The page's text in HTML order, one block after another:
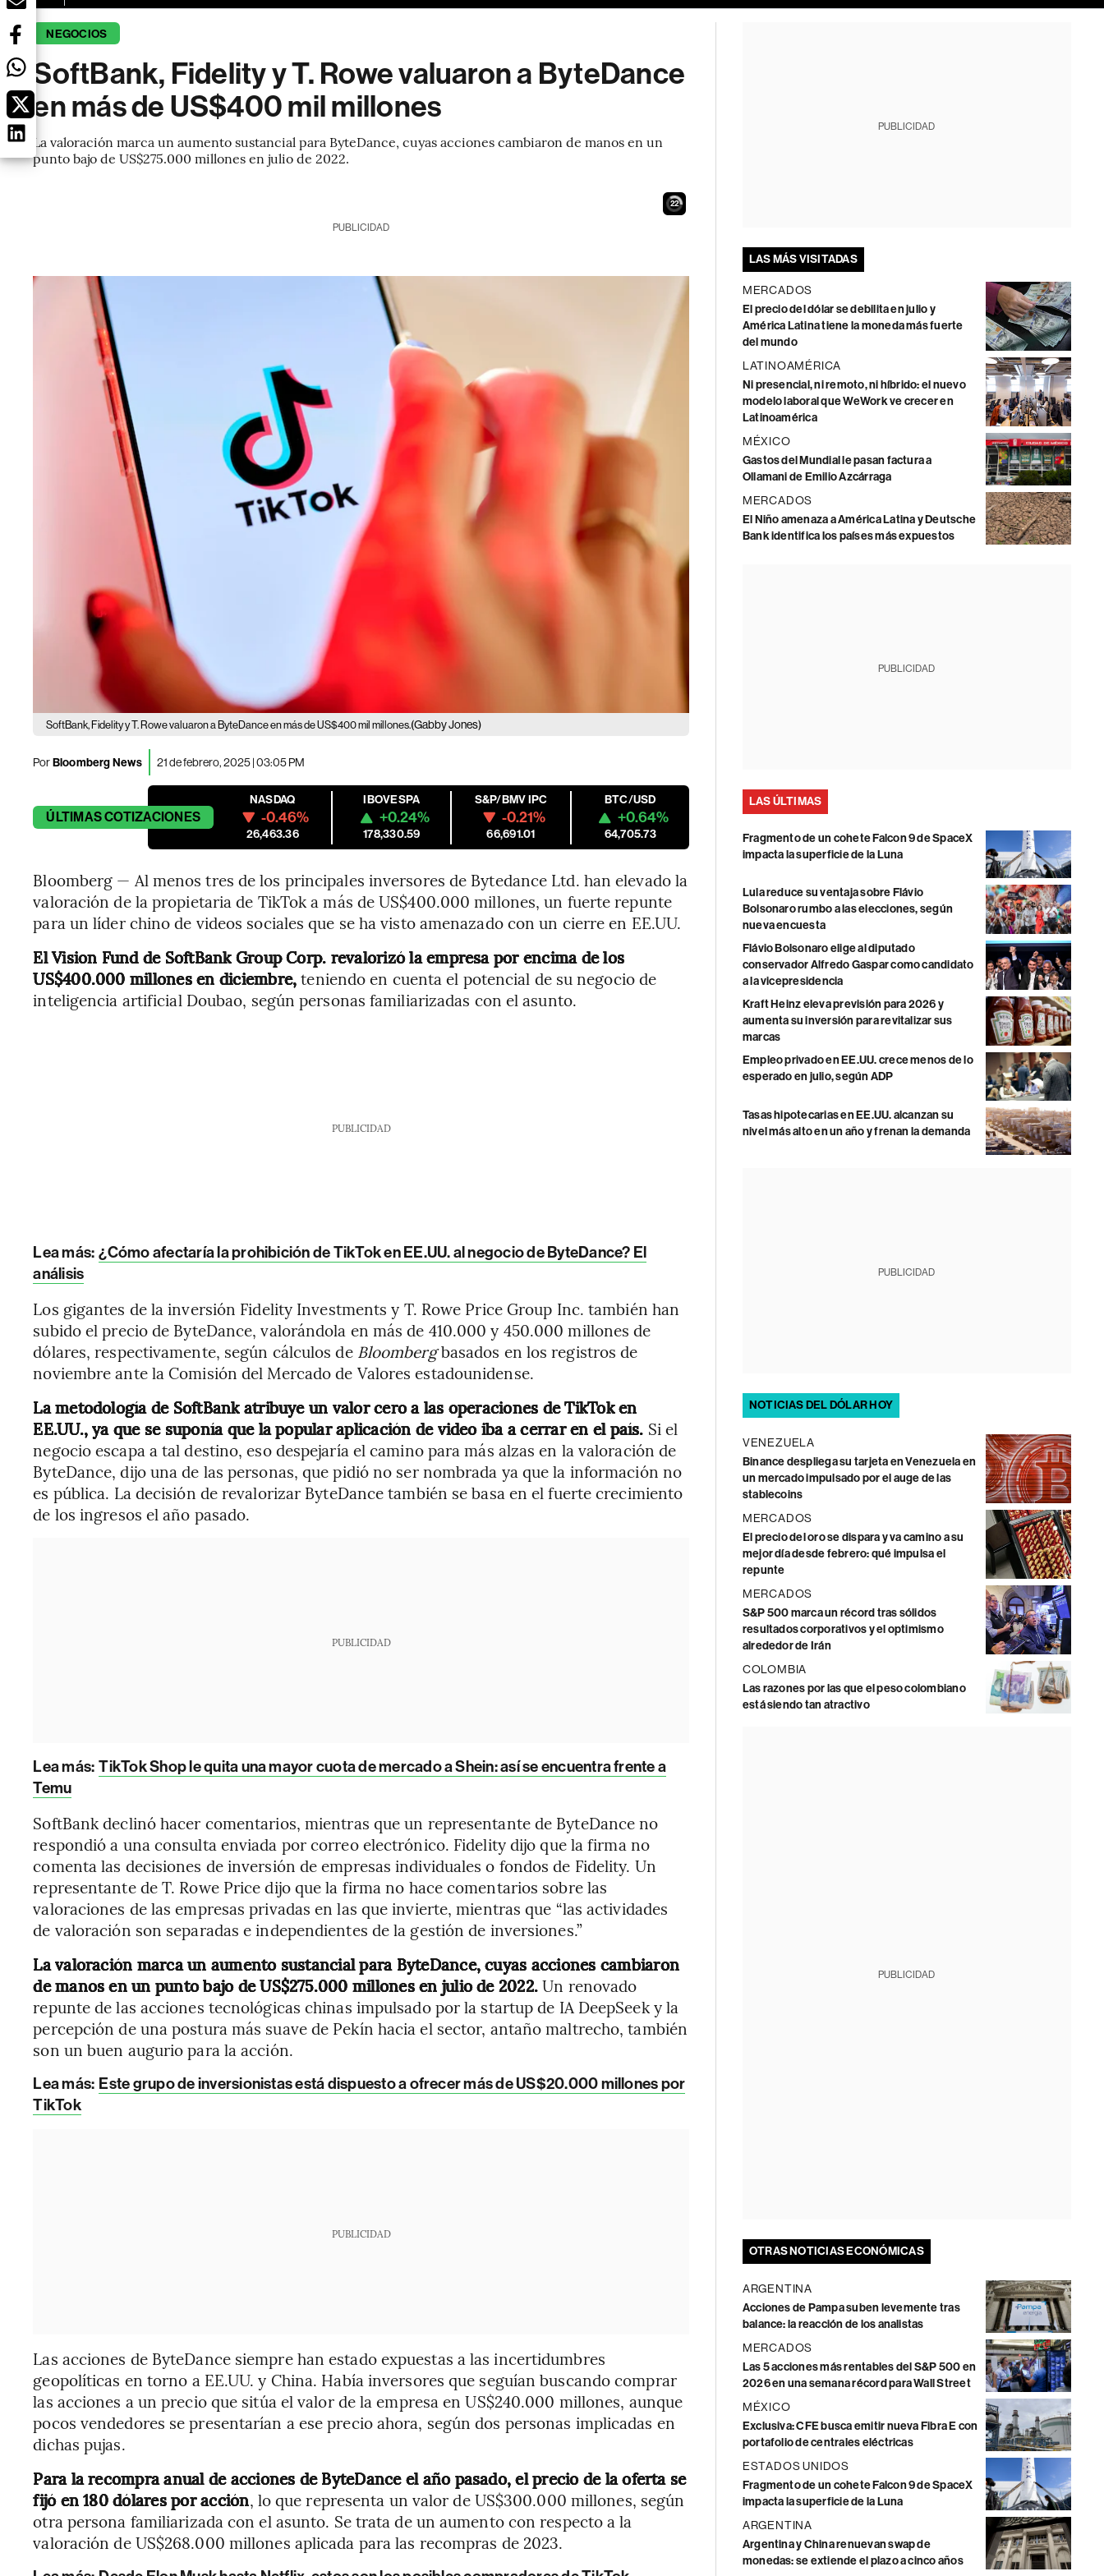
NEGOCIOS
SoftBank, Fidelity y T. Rowe valuaron a ByteDance
en más de US$400 mil millones
La valoración marca un aumento sustancial para ByteDance, cuyas acciones cambiaron de manos en un
punto bajo de US$275.000 millones en julio de 2022.
21
PUBLICIDAD
SoftBank, Fidelity y T. Rowe valuaron a ByteDance en más de US$400 mil millones.(Gabby Jones)
PorBloomberg News 21 de febrero, 2025 | 03:05 PM
ÚLTIMASCOTIZACIONES
NASDAQ
-0.46%
26,463.36
IBOVESPA
+0.24%
178,330.59
S&P/BMV IPC
-0.21%
66,691.01
BTC/USD
+0.64%
64,705.73
Bloomberg — Al menos tres de los principales inversores de Bytedance Ltd. han elevado la
valoración de la propietaria de TikTok a más de US$400.000 millones, un fuerte repunte
para un líder chino de videos sociales que se ha visto amenazado con un cierre en EE.UU.
El Vision Fund de SoftBank Group Corp. revalorizó la empresa por encima de los
US$400.000 millones en diciembre,teniendo en cuenta el potencial de su negocio de
inteligencia artificial Doubao, según personas familiarizadas con el asunto.
PUBLICIDAD
Lea más: ¿Cómo afectaría la prohibición de TikTok en EE.UU. al negocio de ByteDance? El
análisis
Los gigantes de la inversión Fidelity Investments y T. Rowe Price Group Inc. también han
subido el precio de ByteDance, valorándola en más de 410.000 y 450.000 millones de
dólares, respectivamente, según cálculos deBloombergbasados en los registros de
noviembre ante la Comisión del Mercado de Valores estadounidense.
La metodología de SoftBank atribuye un valor cero a las operaciones de TikTok en
EE.UU., ya que se suponía que la popular aplicación de video iba a cerrar en el país. Si el
negocio escapa a tal destino, eso despejaría el camino para más alzas en la valoración de
ByteDance, dijo una de las personas, que pidió no ser nombrada ya que la información no
es pública. La decisión de revalorizar ByteDance también se basa en el fuerte crecimiento
de los ingresos el año pasado.
PUBLICIDAD
Lea más: TikTok Shop le quita una mayor cuota de mercado a Shein: así se encuentra frente a
Temu
SoftBank declinó hacer comentarios, mientras que un representante de ByteDance no
respondió a una consulta enviada por correo electrónico. Fidelity dijo que la firma no
comenta las decisiones de inversión de empresas individuales o fondos de Fidelity. Un
representante de T. Rowe Price dijo que la firma no hace comentarios sobre las
valoraciones de las empresas privadas en las que invierte, mientras que “las actividades
de valoración son separadas e independientes de la gestión de inversiones.”
La valoración marca un aumento sustancial para ByteDance, cuyas acciones cambiaron
de manos en un punto bajo de US$275.000 millones en julio de 2022.Un renovado
repunte de las acciones tecnológicas chinas impulsado por la startup de IA DeepSeek y la
percepción de una postura más suave de Pekín hacia el sector, antaño maltrecho, también
son un buen augurio para la acción.
Lea más: Este grupo de inversionistas está dispuesto a ofrecer más de US$20.000 millones por
TikTok
PUBLICIDAD
Las acciones de ByteDance siempre han estado expuestas a las incertidumbres
geopolíticas en torno a EE.UU. y China. Había inversores que seguían buscando comprar
las acciones a un precio que sitúa el valor de la empresa en US$240.000 millones, aunque
pocos vendedores se presentarían a ese precio ahora, según dos personas implicadas en
dichas pujas.
Para la recompra anual de acciones de ByteDance el año pasado, el precio de la oferta se
fijó en 180 dólares por acción, lo que representa un valor de US$300.000 millones, según
otra persona familiarizada con el asunto. Se trata de un aumento con respecto a la
valoración de US$268.000 millones aplicada para las recompras de 2023.
PUBLICIDAD
LAS MÁS VISITADAS
MERCADOS
El precio del dólar se debilita en julio y
América Latina tiene la moneda más fuerte
del mundo
LATINOAMÉRICA
Ni presencial, ni remoto, ni híbrido: el nuevo
modelo laboral que WeWork ve crecer en
Latinoamérica
MÉXICO
Gastos del Mundial le pasan factura a
Ollamani de Emilio Azcárraga
MERCADOS
El Niño amenaza a América Latina y Deutsche
Bank identifica los países más expuestos
PUBLICIDAD
LAS ÚLTIMAS
Fragmento de un cohete Falcon 9 de SpaceX
impacta la superficie de la Luna
Lula reduce su ventaja sobre Flávio
Bolsonaro rumbo a las elecciones, según
nueva encuesta
Flávio Bolsonaro elige al diputado
conservador Alfredo Gaspar como candidato
a la vicepresidencia
Kraft Heinz eleva previsión para 2026 y
aumenta su inversión para revitalizar sus
marcas
Empleo privado en EE.UU. crece menos de lo
esperado en julio, según ADP
Tasas hipotecarias en EE.UU. alcanzan su
nivel más alto en un año y frenan la demanda
PUBLICIDAD
NOTICIAS DEL DÓLAR HOY
VENEZUELA
Binance despliega su tarjeta en Venezuela en
un mercado impulsado por el auge de las
stablecoins
MERCADOS
El precio del oro se dispara y va camino a su
mejor día desde febrero: qué impulsa el
repunte
MERCADOS
S&P 500 marca un récord tras sólidos
resultados corporativos y el optimismo
alrededor de Irán
COLOMBIA
Las razones por las que el peso colombiano
está siendo tan atractivo
PUBLICIDAD
OTRAS NOTICIAS ECONÓMICAS
ARGENTINA
Acciones de Pampa suben levemente tras
balance: la reacción de los analistas
MERCADOS
Las 5 acciones más rentables del S&P 500 en
2026 en una semana récord para Wall Street
MÉXICO
Exclusiva: CFE busca emitir nueva Fibra E con
portafolio de centrales eléctricas
ESTADOS UNIDOS
Fragmento de un cohete Falcon 9 de SpaceX
impacta la superficie de la Luna
ARGENTINA
Argentina y China renuevan swap de
monedas: se extiende el plazo a cinco años